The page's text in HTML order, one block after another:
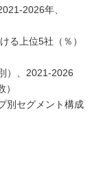
2026年、
る上位5社（％）
）、2021-2026
別セグメント構成